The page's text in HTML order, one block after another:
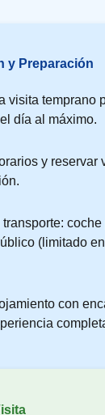
y Preparación
visita temprano
día al máximo.
y reservar
(limitado
con